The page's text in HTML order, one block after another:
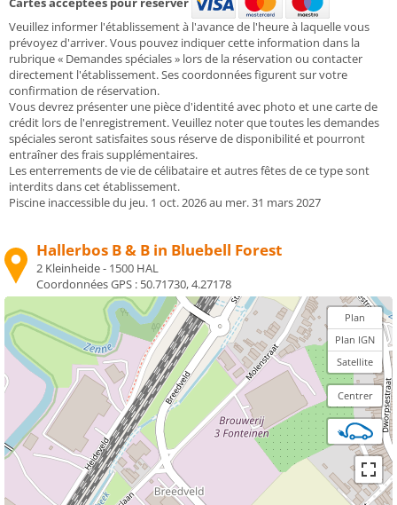
Veuillez informer l'établissement à l'avance de l'heure à laquelle vous
prévoyez d'arriver. Vous pouvez indiquer cette information dans la
rubrique « Demandes spéciales » lors de la réservation ou contacter
directement l'établissement. Ses coordonnées figurent sur votre
confirmation de réservation.
Vous devrez présenter une pièce d'identité avec photo et une carte de
crédit lors de l'enregistrement. Veuillez noter que toutes les demandes
spéciales seront satisfaites sous réserve de disponibilité et pourront
entraîner des frais supplémentaires.
Les enterrements de vie de célibataire et autres fêtes de ce type sont
interdits dans cet établissement.
Piscine inaccessible du jeu. 1 oct. 2026 au mer. 31 mars 2027
Hallerbos B & B in Bluebell Forest
2 Kleinheide - 1500 HAL
Coordonnées GPS : 50.71730, 4.27178
Plan
Plan IGN
Satellite
Centrer